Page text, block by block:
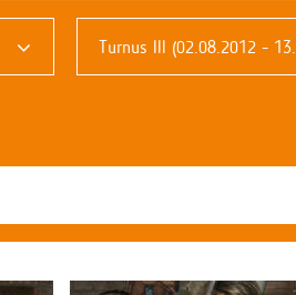
Turnus III (02.08.2012 -